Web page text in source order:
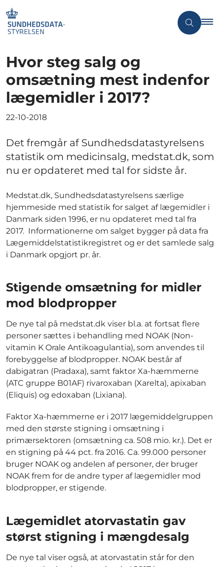
Hvor steg salg og
omsætning mest indenfor
lægemidler i 2017?
22-10-2018
Det fremgår af Sundhedsdatastyrelsens
statistik om medicinsalg, medstat.dk, som
nu er opdateret med tal for sidste år.
Medstat.dk, Sundhedsdatastyrelsens særlige
hjemmeside med statistik for salget af lægemidler i
Danmark siden 1996, er nu opdateret med tal fra
2017. Informationerne om salget bygger på data fra
Lægemiddelstatistikregistret og er det samlede salg
i Danmark opgjort pr. år.
Stigende omsætning for midler
mod blodpropper
De nye tal på medstat.dk viser bl.a. at fortsat flere
personer sættes i behandling med NOAK (Non-
vitamin K Orale Antikoagulantia), som anvendes til
forebyggelse af blodpropper. NOAK består af
dabigatran (Pradaxa), samt faktor Xa-hæmmerne
(ATC gruppe B01AF) rivaroxaban (Xarelta), apixaban
(Eliquis) og edoxaban (Lixiana).
Faktor Xa-hæmmerne er i 2017 lægemiddelgruppen
med den største stigning i omsætning i
primærsektoren (omsætning ca. 508 mio. kr.). Det er
en stigning på 44 pct. fra 2016. Ca. 99.000 personer
bruger NOAK og andelen af personer, der bruger
NOAK frem for de andre typer af lægemidler mod
blodpropper, er stigende.
Lægemidlet atorvastatin gav
størst stigning i mængdesalg
De nye tal viser også, at atorvastatin står for den